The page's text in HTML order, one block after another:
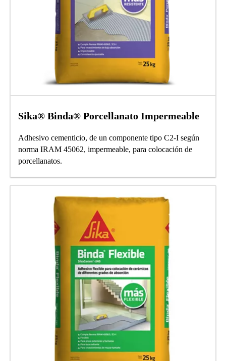
Sika® Binda® Porcellanato Impermeable
Adhesivo cementicio, de un componente tipo C2-I según
norma IRAM 45062, impermeable, para colocación de
porcellanatos.